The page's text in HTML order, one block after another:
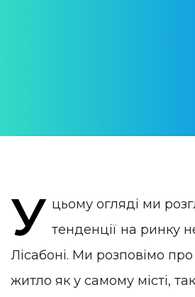
У цьому огляді ми
тенденції на ринку
Лісабоні. Ми розповімо
житло як у самому місті,